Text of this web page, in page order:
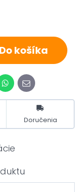
Do košíka
WhatsApp
E-
mail
Doručenia